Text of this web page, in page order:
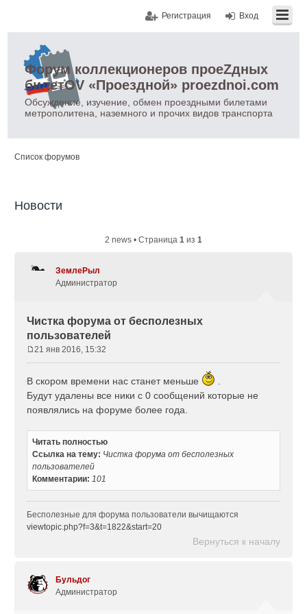
Вход
Регистрация
Форум коллекционеров проеZдных
билетOV «Проездной» proezdnoi.com
Обсуждение, изучение, обмен проездными билетами
метрополитена, наземного и прочих видов транспорта
Список форумов
Новости
2 news • Страница 1 из 1
ЗемлеРыл
Администратор
Чистка форума от бесполезных
пользователей
о
б
щ
н
и
е
21 янв 2016, 15:32
В скором времени нас станет меньше
Будут удалены все ники с 0 сообщений которые не
появлялись на форуме более года.
Читать полностью
Ссылка на тему: Чистка форума от бесполезных
пользователей
Комментарии: 101
Бесполезные для форума пользователи вычищаются
viewtopic.php?f=3&t=1822&start=20
Вернуться к началу
Бульдог
Администратор